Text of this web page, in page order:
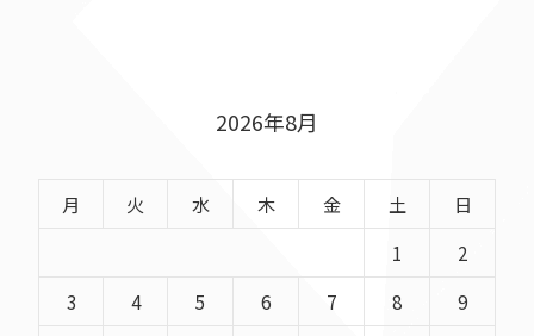
2026年8月
月 火 水 木 金 土
日
1
2
3
4 5 6 7 8
9